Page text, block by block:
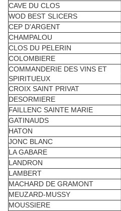
CAVE DU CLOS
WOD BEST SLICERS
CEP D'ARGENT
CHAMPALOU
CLOS DU PELERIN
COLOMBIERE
COMMANDERIE DES VINS ET
SPIRITUEUX
CROIX SAINT PRIVAT
DESORMIERE
FAILLENC SAINTE MARIE
GATINAUDS
HATON
JONC BLANC
LA GABARE
LANDRON
LAMBERT
MACHARD DE GRAMONT
MEUZARD-MUSSY
MOUSSIERE